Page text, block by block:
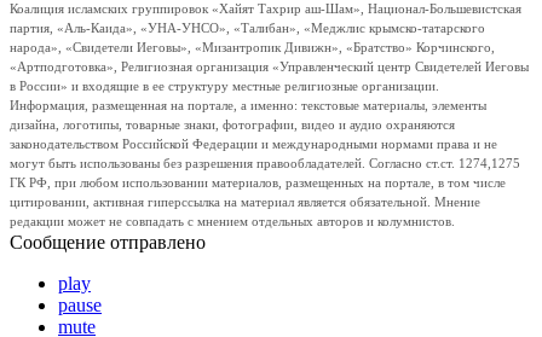
Коалиция исламских группировок «Хайят Тахрир аш-Шам», Национал-Большевистская
партия, «Аль-Каида», «УНА-УНСО», «Талибан», «Меджлис крымско-татарского
народа», «Свидетели Иеговы», «Мизантропик Дивижн», «Братство» Корчинского,
«Артподготовка», Религиозная организация «Управленческий центр Свидетелей Иеговы
в России» и входящие в ее структуру местные религиозные организации.
Информация, размещенная на портале, а именно: текстовые материалы, элементы
дизайна, логотипы, товарные знаки, фотографии, видео и аудио охраняются
законодательством Российской Федерации и международными нормами права и не
могут быть использованы без разрешения правообладателей. Согласно ст.ст. 1274,1275
ГК РФ, при любом использовании материалов, размещенных на портале, в том числе
цитировании, активная гиперссылка на материал является обязательной. Мнение
редакции может не совпадать с мнением отдельных авторов и колумнистов.
Сообщение отправлено
play
pause
mute